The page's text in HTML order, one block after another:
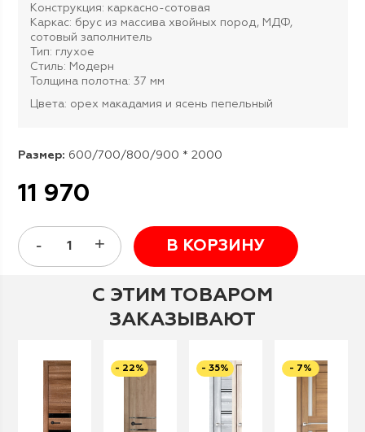
Конструкция: каркасно-сотовая
Каркас: брус из массива хвойных пород, МДФ,
сотовый заполнитель
Тип: глухое
Стиль: Модерн
Толщина полотна: 37 мм
Цвета: орех макадамия и ясень пепельный
Размер: 600/700/800/900 * 2000
11 970
В КОРЗИНУ
С ЭТИМ ТОВАРОМ
ЗАКАЗЫВАЮТ
- 22% - 35% - 7%